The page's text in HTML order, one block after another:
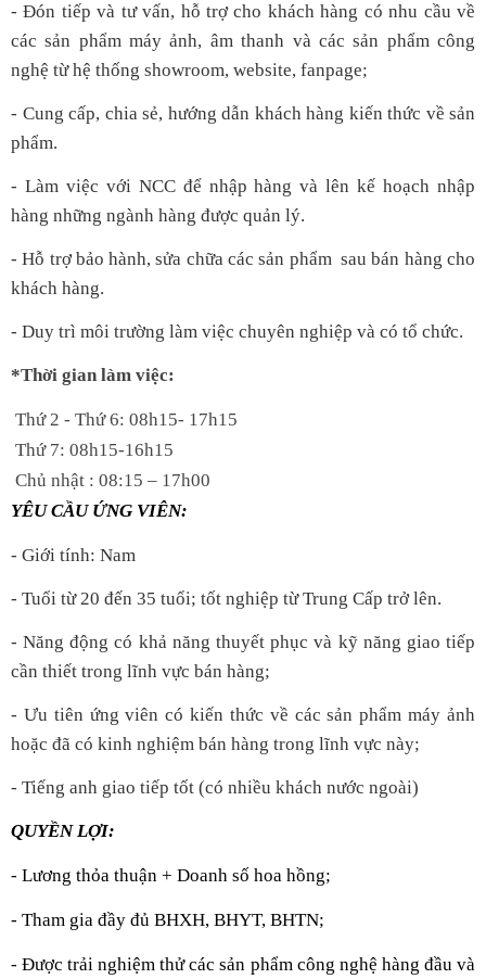
- Đón tiếp và tư vấn, hỗ trợ cho khách hàng có nhu cầu về
các sản phẩm máy ảnh, âm thanh và các sản phẩm công
nghệ từ hệ thống showroom, website, fanpage;
- Cung cấp, chia sẻ, hướng dẫn khách hàng kiến thức về sản
phẩm.
- Làm việc với NCC để nhập hàng và lên kế hoạch nhập
hàng những ngành hàng được quản lý.
- Hỗ trợ bảo hành, sửa chữa các sản phẩm sau bán hàng cho
khách hàng.
- Duy trì môi trường làm việc chuyên nghiệp và có tổ chức.
*Thời gian làm việc:
Thứ 2 - Thứ 6: 08h15- 17h15
Thứ 7: 08h15-16h15
Chủ nhật : 08:15 – 17h00
YÊU CẦU ỨNG VIÊN:
- Giới tính: Nam
- Tuổi từ 20 đến 35 tuổi; tốt nghiệp từ Trung Cấp trở lên.
- Năng động có khả năng thuyết phục và kỹ năng giao tiếp
cần thiết trong lĩnh vực bán hàng;
- Ưu tiên ứng viên có kiến thức về các sản phẩm máy ảnh
hoặc đã có kinh nghiệm bán hàng trong lĩnh vực này;
- Tiếng anh giao tiếp tốt (có nhiều khách nước ngoài)
QUYỀN LỢI:
- Lương thỏa thuận + Doanh số hoa hồng;
- Tham gia đầy đủ BHXH, BHYT, BHTN;
- Được trải nghiệm thử các sản phẩm công nghệ hàng đầu và